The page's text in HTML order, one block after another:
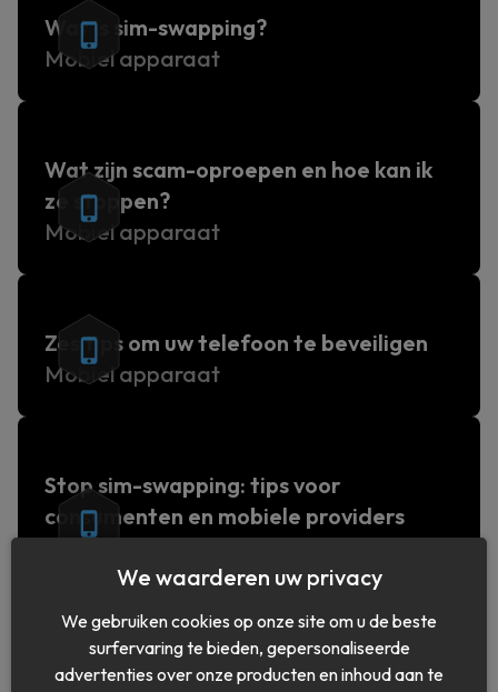
Wat is sim-swapping?
Mobiel apparaat
Wat zijn scam-oproepen en hoe kan ik
ze stoppen?
Mobiel apparaat
Zes tips om uw telefoon te beveiligen
Mobiel apparaat
Stop sim-swapping: tips voor
consumenten en mobiele providers
Mobiel apparaat
We waarderen uw privacy
We gebruiken cookies op onze site om u de beste
surfervaring te bieden, gepersonaliseerde
advertenties over onze producten en inhoud aan te